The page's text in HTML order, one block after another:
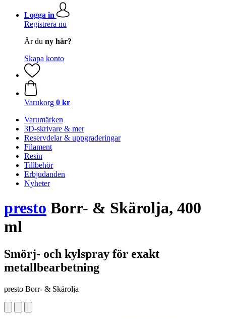
Logga in
Registrera nu
Är du ny här?
Skapa konto
Varukorg 0 kr
Varumärken
3D-skrivare & mer
Reservdelar & uppgraderingar
Filament
Resin
Tillbehör
Erbjudanden
Nyheter
presto Borr- & Skärolja, 400
ml
Smörj- och kylspray för exakt
metallbearbetning
presto Borr- & Skärolja